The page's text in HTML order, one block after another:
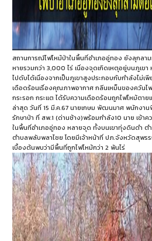
สถานการณ์ไฟไหม้ป่าในพื้นที่อำเภออู่ทอง ยังลุกลา
หายรวมกว่า 3,000 ไร่ เนื่องจุดเกิดเหตุอยู่บนภูเข
ไปดับได้เนื่องจากเป็นภูเขาสูงประกอบกับกำลังไม่เ
เดือดร้อนเรื่องคุณภาพอากาศ กลิ่นเหม็นของควันไ
กระรอก กระแต ได้รับความเดือดร้อนถูกไฟไหม้ตาย
ล่าสุด วันที่ 15 มี.ค.67 นายเกษม พัฒนมาศ พนักงา
รักษาป่า ที่ สพ.1 (ด่านช้าง)พร้อมกำลัง10 นาย เข้า
ในพื้นที่อำเภออู่ทอง หลายจุด ทั้งบนเขาทุ่งดินดำ ตำ
ตำบลพลับพลาไชย โดยมีเจ้าหน้าที่ ปภ.จังหวัดสุพร
เบื้องต้นพบว่ามีพื้นที่ถูกไฟไหม้กว่า 2 พันไร่